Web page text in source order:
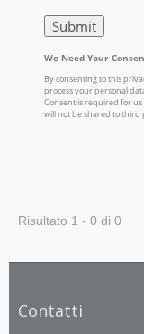
Risultato 1 - 0 di 0
Contatti